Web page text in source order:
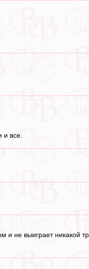
и все.
и не выиграет никакой